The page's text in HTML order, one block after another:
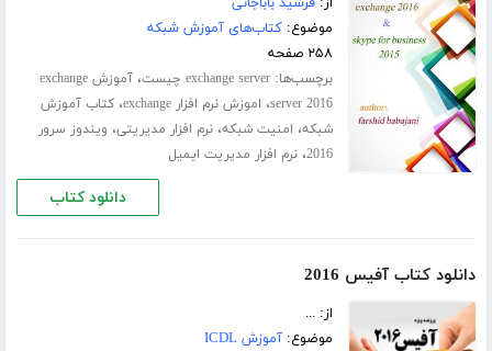
موضوع:کتاب‌های آموزش شبکه
۲۵۸ صفحه
برچسب‌ها:exchange server چیست ،
آموزش exchange
server 2016، اموزش نرم افزار exchange ،کتاب آموزش
شبکه، امنیت شبکه،نرم افزار مدیریتی، ویندوز سرور
2016،نرم افزار مدیریت ایمیل
دانلود کتاب
دانلود کتاب آفیس 2016
از: ...
موضوع:آموزش ICDL